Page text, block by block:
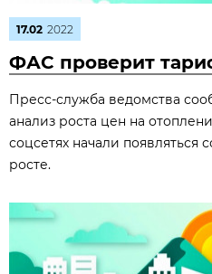
17.02 2022
ФАС проверит
Пресс-служба ведомства
анализ роста цен на
соцсетях начали появляться
росте.